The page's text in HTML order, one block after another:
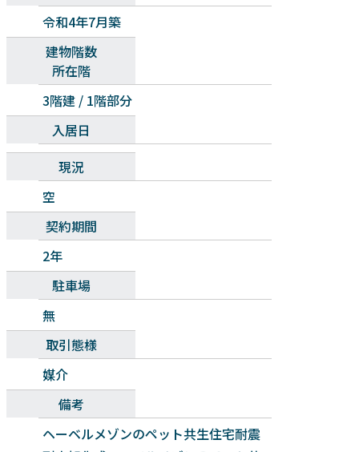
令和4年7月築
建物階数
所在階
3階建 / 1階部分
入居日
現況
空
契約期間
2年
駐車場
無
取引態様
媒介
備考
ヘーベルメゾンのペット共生住宅耐震